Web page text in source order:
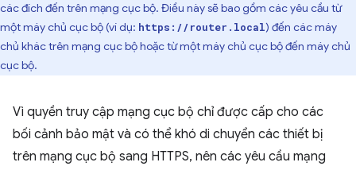
các đích đến trên mạng cục bộ. Điều này sẽ bao gồm các yêu cầu từ
một máy chủ cục bộ (ví dụ: https://router.local) đến các máy
chủ khác trên mạng cục bộ hoặc từ một máy chủ cục bộ đến máy chủ
cục bộ.
Vì quyền truy cập mạng cục bộ chỉ được cấp cho các
bối cảnh bảo mật và có thể khó di chuyển các thiết bị
trên mạng cục bộ sang HTTPS, nên các yêu cầu mạng